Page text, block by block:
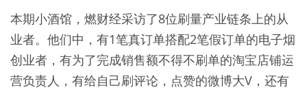
本期小酒馆，燃财经采访了8位刷量产业链条上的从
业者。他们中，有1笔真订单搭配2笔假订单的电子烟
创业者，有为了完成销售额不得不刷单的淘宝店铺运
营负责人，有给自己刷评论，点赞的微博大V，还有